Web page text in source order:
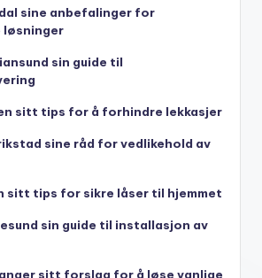
sine anbefalinger for
sin guide til
sitt tips for å forhindre lekkasjer
sine råd for vedlikehold av
sitt tips for sikre låser til hjemmet
sin guide til installasjon av
sitt forslag for å løse vanlige